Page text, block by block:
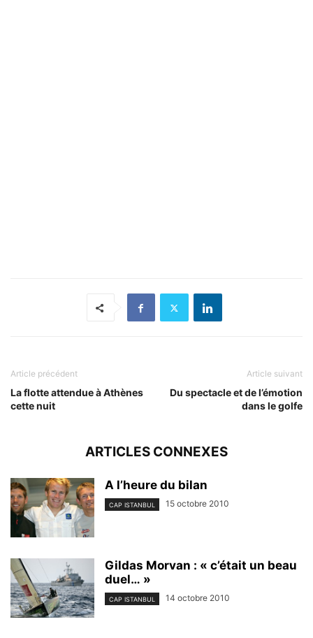
Article précédent
La flotte attendue à Athènes
cette nuit
Article suivant
Du spectacle et de l’émotion
dans le golfe
ARTICLES CONNEXES
A l’heure du bilan
CAP ISTANBUL 15 octobre 2010
Gildas Morvan : « c’était un beau
duel… »
CAP ISTANBUL 14 octobre 2010